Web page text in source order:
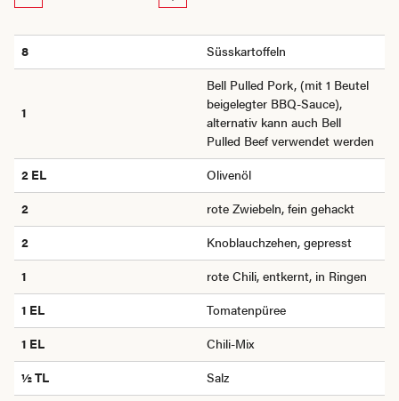
8 Süsskartoffeln
1
Bell Pulled Pork, (mit 1 Beutel
beigelegter BBQ-Sauce),
alternativ kann auch Bell
Pulled Beef verwendet werden
2 EL
Olivenöl
2
rote Zwiebeln, fein gehackt
2
Knoblauchzehen, gepresst
1
rote Chili, entkernt, in Ringen
1 EL
Tomatenpüree
1 EL
Chili-Mix
½TL
Salz